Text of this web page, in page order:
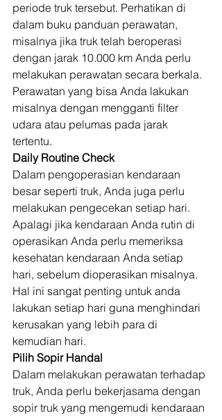
periode truk tersebut. Perhatikan di
dalam buku panduan perawatan,
misalnya jika truk telah beroperasi
dengan jarak 10.000 km Anda perlu
melakukan perawatan secara berkala.
Perawatan yang bisa Anda lakukan
misalnya dengan mengganti filter
udara atau pelumas pada jarak
tertentu.
Daily Routine Check
Dalam pengoperasian kendaraan
besar seperti truk, Anda juga perlu
melakukan pengecekan setiap hari.
Apalagi jika kendaraan Anda rutin di
operasikan Anda perlu memeriksa
kesehatan kendaraan Anda setiap
hari, sebelum dioperasikan misalnya.
Hal ini sangat penting untuk anda
lakukan setiap hari guna menghindari
kerusakan yang lebih para di
kemudian hari.
Pilih Sopir Handal
Dalam melakukan perawatan terhadap
truk, Anda perlu bekerjasama dengan
sopir truk yang mengemudi kendaraan